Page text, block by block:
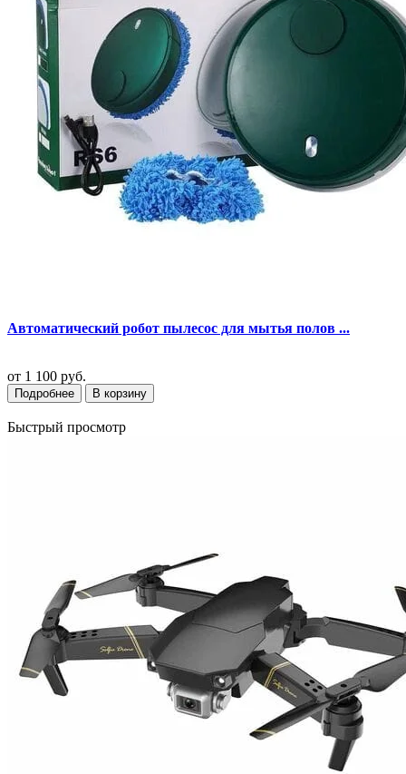
Автоматический робот пылесос для мытья полов ...
от 1 100 руб.
Подробнее В корзину
Быстрый просмотр